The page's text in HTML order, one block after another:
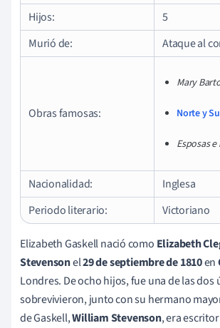
Hijos:
5
Murió de:
Ataque al
Obras famosas:
Mary
Norte y
Esposas e
Nacionalidad:
Inglesa
Periodo literario:
Victoriano
Elizabeth Gaskell nació como Elizabeth
Stevensonel29 de septiembre de 1810en
Londres. De ocho hijos, fue una de las dos
sobrevivieron, junto con su hermano
de Gaskell,William Stevenson, era